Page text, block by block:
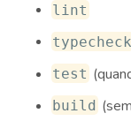
lint
typecheck
test
build